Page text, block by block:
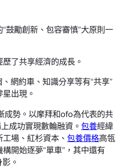
鼓勵創新、包容審慎”大原則一
了共享經濟的成長。
網約車、知識分享等有“共享”
出現。
成勢。以摩拜和ofo為代表的共
成功實現數輪融資。 包養經緯
場、紅杉資本、 包養價格高瓴
開始逐夢“單車”，其中還有
。